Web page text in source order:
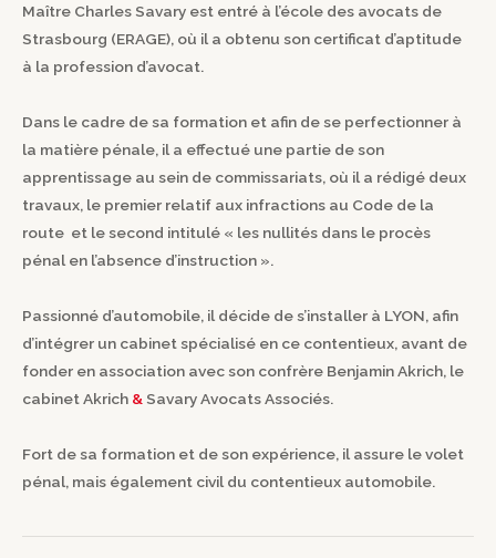
Maître Charles Savary est entré à l’école des avocats de
Strasbourg (ERAGE), où il a obtenu son certificat d’aptitude
à la profession d’avocat.
Dans le cadre de sa formation et afin de se perfectionner à
la matière pénale, il a effectué une partie de son
apprentissage au sein de commissariats, où il a rédigé deux
travaux, le premier relatif aux infractions au Code de la
route et le second intitulé « les nullités dans le procès
pénal en l’absence d’instruction ».
Passionné d’automobile, il décide de s’installer à LYON, afin
d’intégrer un cabinet spécialisé en ce contentieux, avant de
fonder en association avec son confrère Benjamin Akrich, le
cabinet Akrich & Savary Avocats Associés.
Fort de sa formation et de son expérience, il assure le volet
pénal, mais également civil du contentieux automobile.